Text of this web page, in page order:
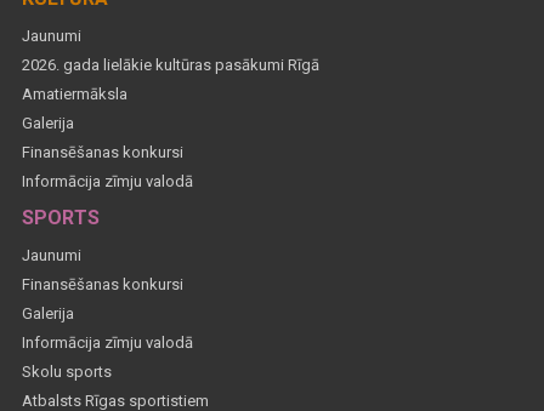
Jaunumi
2026. gada lielākie kultūras pasākumi Rīgā
Amatiermāksla
Galerija
Finansēšanas konkursi
Informācija zīmju valodā
SPORTS
Jaunumi
Finansēšanas konkursi
Galerija
Informācija zīmju valodā
Skolu sports
Atbalsts Rīgas sportistiem